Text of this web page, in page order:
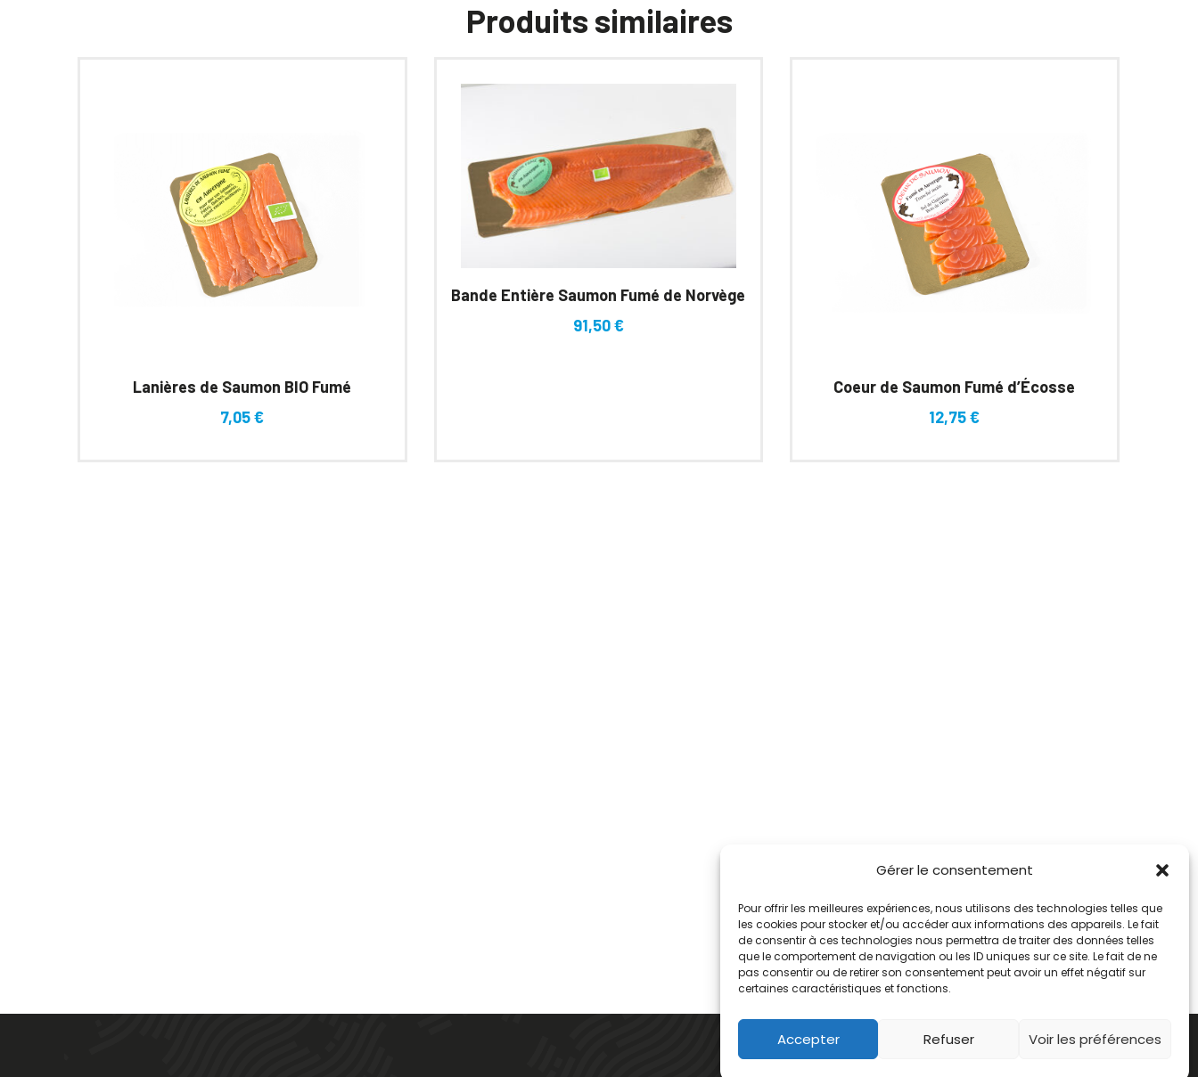
Gérer le consentement
Pour offrir les meilleures expériences, nous utilisons des technologies telles que
les cookies pour stocker et/ou accéder aux informations des appareils. Le fait
de consentir à ces technologies nous permettra de traiter des données telles
que le comportement de navigation ou les ID uniques sur ce site. Le fait de ne
pas consentir ou de retirer son consentement peut avoir un effet négatif sur
certaines caractéristiques et fonctions.
Accepter Refuser Voir les préférences
Produits similaires
Lanières de Saumon BIO Fumé
7,05€
Bande Entière Saumon Fumé de Norvège
91,50€
Coeur de Saumon Fumé d’Écosse
12,75€